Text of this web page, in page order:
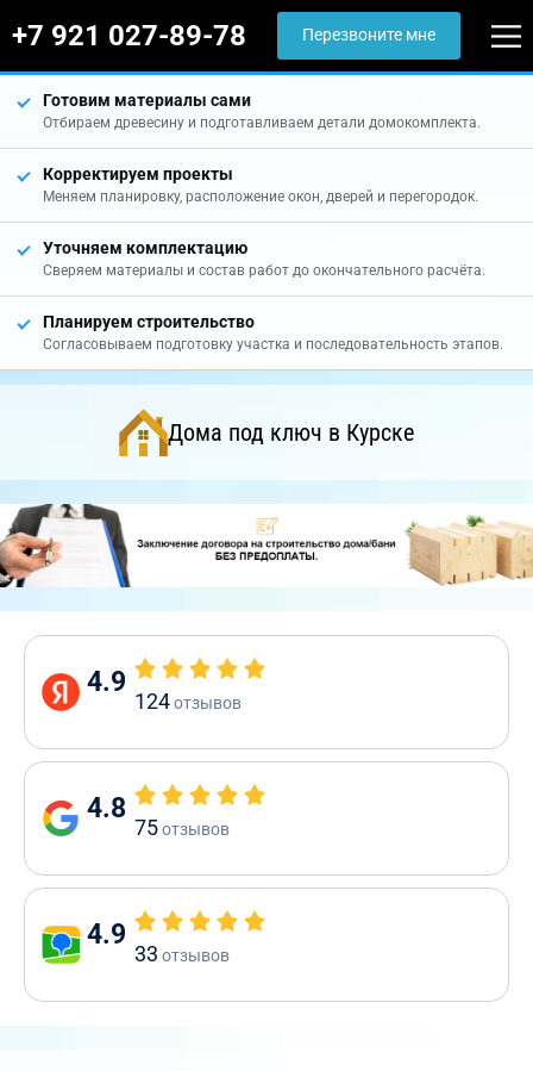
+7 921 027-89-78 Перезвоните мне
Готовим материалы сами
Отбираем древесину и подготавливаем детали домокомплекта.
Корректируем проекты
Меняем планировку, расположение окон, дверей и перегородок.
Уточняем комплектацию
Сверяем материалы и состав работ до окончательного расчёта.
Планируем строительство
Согласовываем подготовку участка и последовательность этапов.
Дома под ключ в Курске
4.9
124отзывов
4.8
75отзывов
4.9
33 отзывов